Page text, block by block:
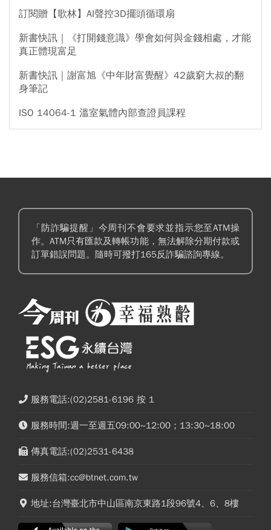
訂閱贈【歌林】AI聲控3D擺頭循環扇
新書快訊｜《打開錢意識》學會如何與金錢相處，才能
真正體現富足
新書快訊｜謝富旭《中年財富覺醒》42歲窮大叔的翻
身筆記
ISO 14064-1 溫室氣體內部查證員課程
「防詐騙提醒」今周刊不會要求並指示您至ATM操
作。ATM只有匯款及轉帳功能，無法解除分期付款或
訂單錯誤問題。隨時可撥打165反詐騙諮詢專線。
服務電話:(02)2581-6196 按 1
服務時間:週一至週五09:00~12:00；13:30~18:00
傳真電話:(02)2531-6438
服務信箱:cc@btnet.com.tw
地址:台灣臺北市中山區南京東路1段96號4、6、8樓